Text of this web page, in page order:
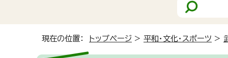
現在の位置： トップページ > 平和・文化・スポーツ >